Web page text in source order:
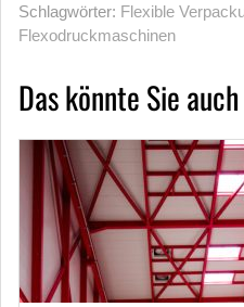
Schlagwörter: Flexible
Flexodruckmaschinen
Das könnte Sie